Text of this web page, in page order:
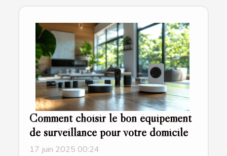
Comment choisir le bon équipement
de surveillance pour votre domicile
17 juin 2025 00:24